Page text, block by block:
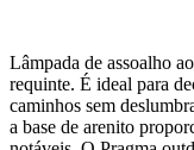
Lâmpada de assoalho
requinte. É ideal para
caminhos sem
a base de arenito